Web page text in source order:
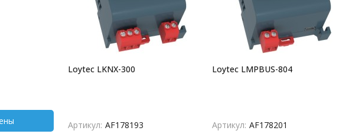
Loytec LKNX-300
Артикул: AF178193
Loytec LMPBUS-804
Артикул: AF178201